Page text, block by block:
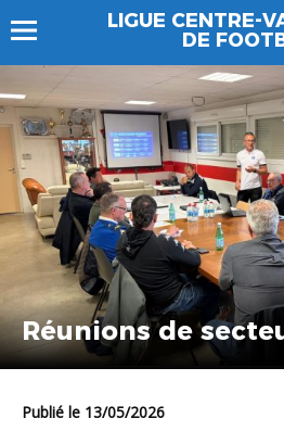
LIGUE CENTRE-
DE
Réunions de
Publié le 13/05/2026